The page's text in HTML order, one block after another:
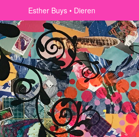
Esther Buys Dieren